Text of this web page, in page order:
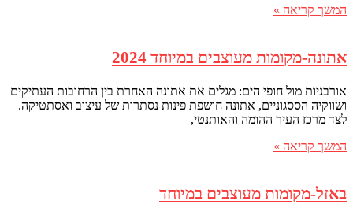
המשך קריאה »
אתונה-מקומות מעוצבים במיוחד 2024
אורבניות מול חופי הים: מגלים את אתונה האחרת בין הרחובות העתיקים
ושווקיה הססגוניים, אתונה חושפת פינות נסתרות של עיצוב ואסתטיקה.
לצד מרכז העיר ההומה והאותנטי,
המשך קריאה »
באזל-מקומות מעוצבים במיוחד